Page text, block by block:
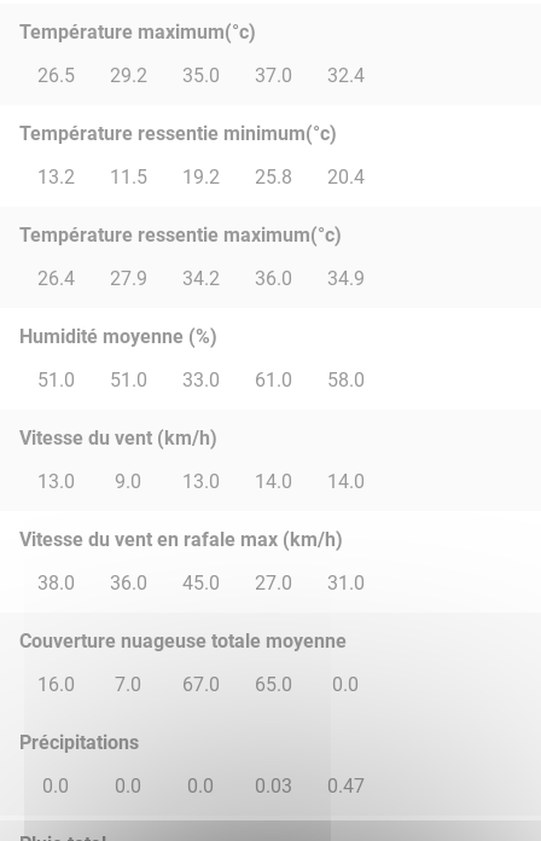
Température maximum(°c)
26.5
29.2 35.0 37.0 32.4
Température ressentie minimum(°c)
13.2
11.5 19.2 25.8 20.4
Température ressentie maximum(°c)
26.4
27.9 34.2 36.0 34.9
Humidité moyenne (%)
51.0
51.0 33.0 61.0 58.0
Vitesse du vent (km/h)
13.0
9.0 13.0 14.0 14.0
Vitesse du vent en rafale max (km/h)
38.0
36.0 45.0 27.0 31.0
Couverture nuageuse totale moyenne
16.0
7.0 67.0 65.0 0.0
Précipitations
0.0
0.0 0.0 0.03 0.47